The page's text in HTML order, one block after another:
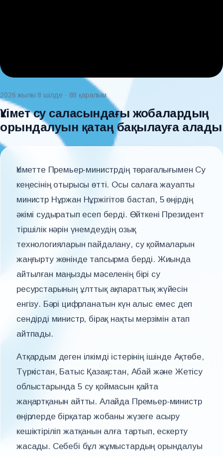
2026 жылғы 8 шілде · 88 қаралым
Үкімет су саласындағы жобалардың
орындалуын қатаң бақылауға алады
Үкіметте Премьер-министрдің төрағалығымен Су
кеңесінің отырысы өтті. Осы салаға жауапты
министр Нұржан Нұржігітов бастап, 5 өңірдің
әкімі судыратып есеп берді. Өйткені Президент
тіршілік нәрін үнемдеудің озық
технологияларын пайдалану, су қоймаларын
жаңғырту жөнінде тапсырма берді. Жиында
айтылған маңызды мәселенің бірі су
ресурстарының ұлттық ақпараттық жүйесін
енгізу. Бәрі цифрланатын күн алыс емес деп
сендірді министр, бірақ нақты мерзімін атап
айтпады.
Атқардым деген ілкімді істерінің ішінде Ақтөбе,
Түркістан, Батыс Қазақстан, Абай және Жетісу
облыстарында 5 су қоймасын қайта
жаңартқанын айтты. Алайда Премьер-министр
өңірлерде бірқатар жобаны жүзеге асыру
кешіктіріліп жатқанын алға тартып, ескерту
жасады. Себебі бұл жұмыстардың орындалуы